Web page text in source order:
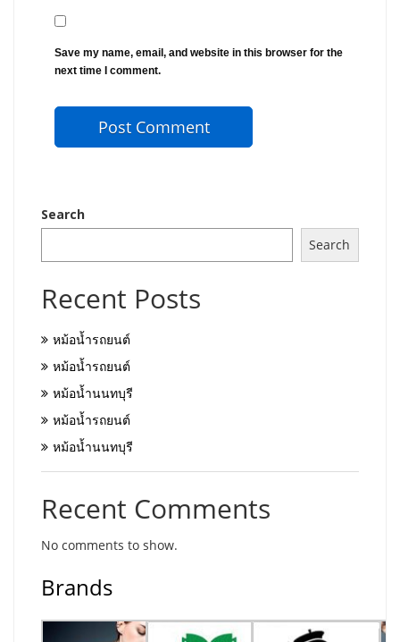
Save my name, email, and website in this browser for the
next time I comment.
Search
Search
Recent Posts
หม้อน้ำรถยนต์
หม้อน้ำรถยนต์
หม้อน้ำนนทบุรี
หม้อน้ำรถยนต์
หม้อน้ำนนทบุรี
Recent Comments
No comments to show.
Brands